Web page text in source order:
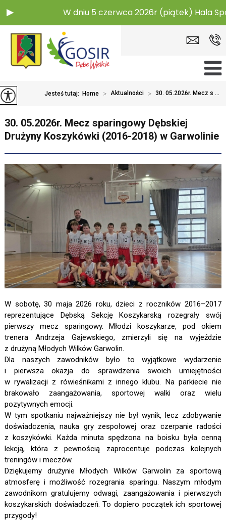
W dniu 5 czerwca 2026r (piątek) Hala
Jesteś tutaj: Home > Aktualności > 30. 05.2026r. Mecz s ...
30. 05.2026r. Mecz sparingowy Dębskiej
Drużyny Koszykówki (2016-2018) w Garwolinie
W sobotę, 30 maja 2026 roku, dzieci z roczników 2016–2017
reprezentujące Dębską Sekcję Koszykarską rozegrały swój
pierwszy mecz sparingowy. Młodzi koszykarze, pod okiem
trenera Andrzeja Gajewskiego, zmierzyli się na wyjeździe
z drużyną Młodych Wilków Garwolin.
Dla naszych zawodników było to wyjątkowe wydarzenie
i pierwsza okazja do sprawdzenia swoich umiejętności
w rywalizacji z rówieśnikami z innego klubu. Na parkiecie nie
brakowało zaangażowania, sportowej walki oraz wielu
pozytywnych emocji.
W tym spotkaniu najważniejszy nie był wynik, lecz zdobywanie
doświadczenia, nauka gry zespołowej oraz czerpanie radości
z koszykówki. Każda minuta spędzona na boisku była cenną
lekcją, która z pewnością zaprocentuje podczas kolejnych
treningów i meczów.
Dziękujemy drużynie Młodych Wilków Garwolin za sportową
atmosferę i możliwość rozegrania sparingu. Naszym młodym
zawodnikom gratulujemy odwagi, zaangażowania i pierwszych
koszykarskich doświadczeń. To dopiero początek ich sportowej
przygody!